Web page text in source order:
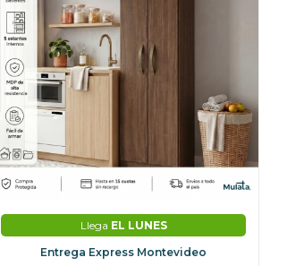
Llega EL LUNES
Entrega Express Montevideo